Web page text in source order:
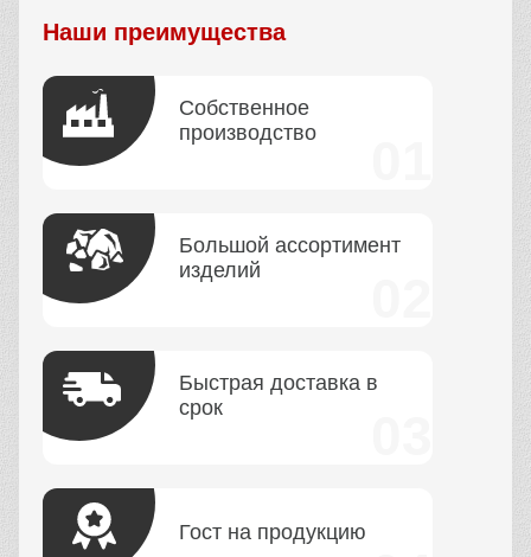
Наши преимущества
Собственное
производство
Большой ассортимент
изделий
Быстрая доставка в
срок
Гост на продукцию